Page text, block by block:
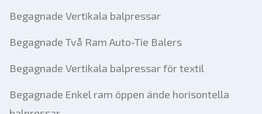
Begagnade Vertikala balpressar
Begagnade Två Ram Auto-Tie Balers
Begagnade Vertikala balpressar för textil
Begagnade Enkel ram öppen ände horisontella